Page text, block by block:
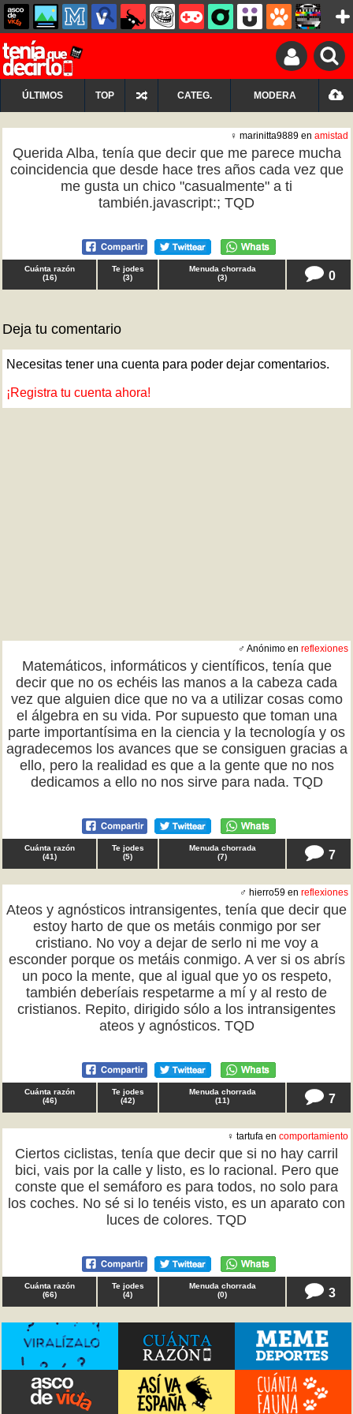
ÚLTIMOS TOP CATEG. MODERA
♀ marinitta9889 en amistad
Querida Alba, tenía que decir que me parece mucha
coincidencia que desde hace tres años cada vez que
me gusta un chico "casualmente" a ti
también.javascript:; TQD
Cuánta razón
(16)
Te jodes
(3)
Menuda chorrada
(3) 0
Deja tu comentario
Necesitas tener una cuenta para poder dejar comentarios.
¡Registra tu cuenta ahora!
♂ Anónimo en reflexiones
Matemáticos, informáticos y científicos, tenía que
decir que no os echéis las manos a la cabeza cada
vez que alguien dice que no va a utilizar cosas como
el álgebra en su vida. Por supuesto que toman una
parte importantísima en la ciencia y la tecnología y os
agradecemos los avances que se consiguen gracias a
ello, pero la realidad es que a la gente que no nos
dedicamos a ello no nos sirve para nada. TQD
Cuánta razón
(41)
Te jodes
(5)
Menuda chorrada
(7) 7
♂ hierro59 en reflexiones
Ateos y agnósticos intransigentes, tenía que decir que
estoy harto de que os metáis conmigo por ser
cristiano. No voy a dejar de serlo ni me voy a
esconder porque os metáis conmigo. A ver si os abrís
un poco la mente, que al igual que yo os respeto,
también deberíais respetarme a mí y al resto de
cristianos. Repito, dirigido sólo a los intransigentes
ateos y agnósticos. TQD
Cuánta razón
(46)
Te jodes
(42)
Menuda chorrada
(11) 7
♀ tartufa en comportamiento
Ciertos ciclistas, tenía que decir que si no hay carril
bici, vais por la calle y listo, es lo racional. Pero que
conste que el semáforo es para todos, no solo para
los coches. No sé si lo tenéis visto, es un aparato con
luces de colores. TQD
Cuánta razón
(66)
Te jodes
(4)
Menuda chorrada
(0) 3